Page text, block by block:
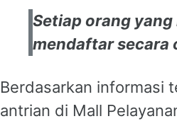
Setiap orang
mendaftar secara
Berdasarkan informasi
antrian di Mall